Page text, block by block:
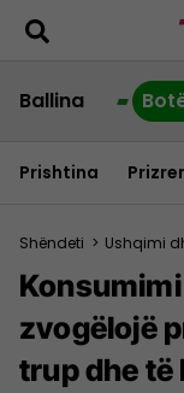
Ballina
Prishtina
Shëndeti > Ushqimi
zvogëlojë
trup dhe të